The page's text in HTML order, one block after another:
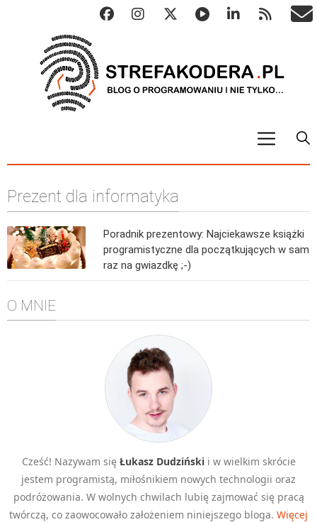
ALGO
Metody numeryczne
Algorytmy sortowania
Algorytmy wyszukiwania
Inne
C++
Elementarz Java
Pascal
WEB
.htaccess
HTML 5
Prezent dla informatyka
Poradnik prezentowy: Najciekawsze książki
programistyczne dla początkujących w sam
raz na gwiazdkę ;-)
O MNIE
Cześć! Nazywam się Łukasz Dudzińskii w wielkim skrócie
jestem programistą, miłośnikiem nowych technologii oraz
podróżowania. W wolnych chwilach lubię zajmować się pracą
twórczą, co zaowocowało założeniem niniejszego bloga. Więcej